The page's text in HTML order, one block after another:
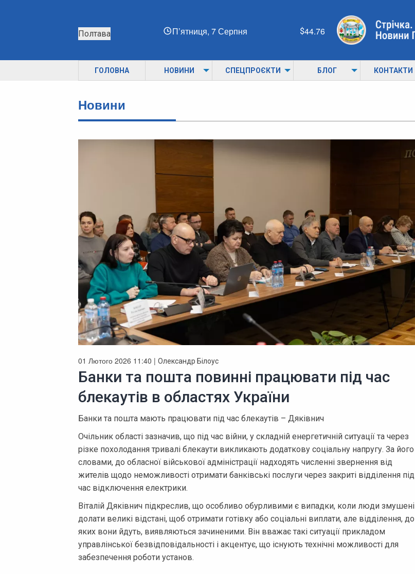
Полтава П’ятниця, 7 Серпня 44.76
ГОЛОВНА НОВИНИ СПЕЦПРОЄКТИ БЛОГ КОНТАКТИ
Новини
01 Лютого 2026 11:40 | Олександр Білоус
Банки та пошта повинні працювати під час
блекаутів в областях України
Банки та пошта мають працювати під час блекаутів – Дяківнич
Очільник області зазначив, що під час війни, у складній енергетичній ситуації та через
різке похолодання тривалі блекаути викликають додаткову соціальну напругу. За його
словами, до обласної військової адміністрації надходять численні звернення від
жителів щодо неможливості отримати банківські послуги через закриті відділення під
час відключення електрики.
Віталій Дяківнич підкреслив, що особливо обурливими є випадки, коли люди змушені
долати великі відстані, щоб отримати готівку або соціальні виплати, але відділення, до
яких вони йдуть, виявляються зачиненими. Він вважає такі ситуації прикладом
управлінської безвідповідальності і акцентує, що існують технічні можливості для
забезпечення роботи установ.